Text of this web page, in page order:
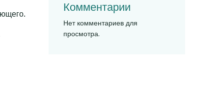
Комментарии
Нет комментариев для
просмотра.